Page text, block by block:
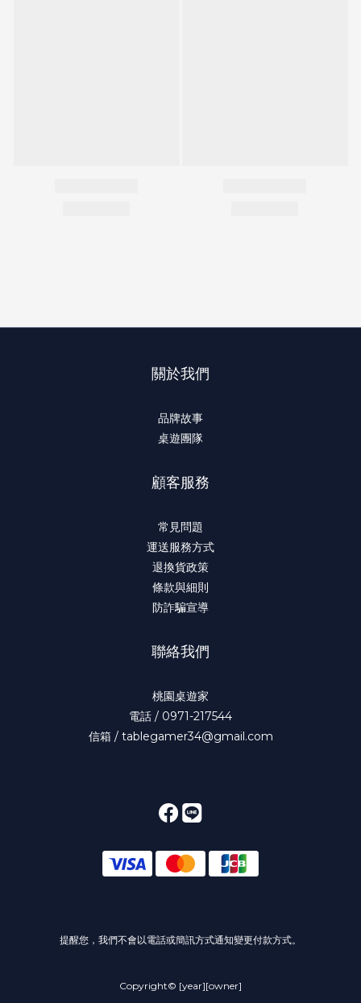
關於我們
品牌故事
桌遊團隊
顧客服務
常見問題
運送服務方式
退換貨政策
條款與細則
防詐騙宣導
聯絡我們
桃園桌遊家
電話 / 0971-217544
信箱 / tablegamer34@gmail.com
提醒您，我們不會以電話或簡訊方式通知變更付款方式。
Copyright© [year][owner]